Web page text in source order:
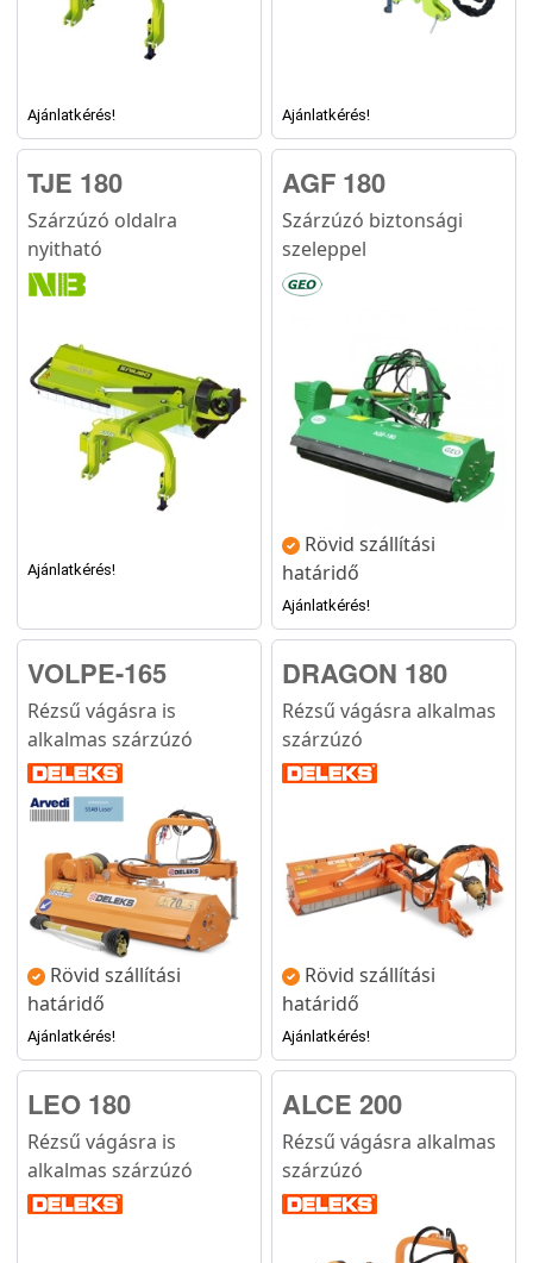
Ajánlatkérés! Ajánlatkérés!
TJE 180
Szárzúzó oldalra
nyitható
Ajánlatkérés!
AGF 180
Szárzúzó biztonsági
szeleppel
Rövid szállítási
határidő
Ajánlatkérés!
VOLPE-165
Rézsű vágásra is
alkalmas szárzúzó
Rövid szállítási
határidő
Ajánlatkérés!
DRAGON 180
Rézsű vágásra alkalmas
szárzúzó
Rövid szállítási
határidő
Ajánlatkérés!
LEO 180
Rézsű vágásra is
alkalmas szárzúzó
ALCE 200
Rézsű vágásra alkalmas
szárzúzó